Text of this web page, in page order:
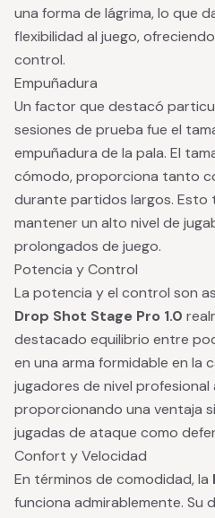
una forma de lágrima, lo que
flexibilidad al juego,
control.
Empuñadura
Un factor que destacó
sesiones de prueba fue el
empuñadura de la pala. El
cómodo, proporciona tanto
durante partidos largos. Esto
mantener un alto nivel de
prolongados de juego.
Potencia y Control
La potencia y el control son
Drop Shot Stage Pro 1.0
destacado equilibrio entre
en una arma formidable en la
jugadores de nivel profesional
proporcionando una ventaja
jugadas de ataque como
Confort y Velocidad
En términos de comodidad, la
funciona admirablemente. Su